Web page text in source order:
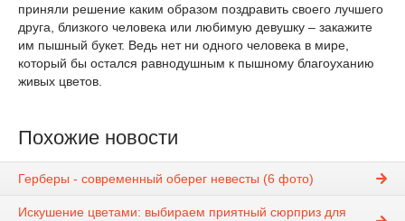
приняли решение каким образом поздравить своего лучшего
друга, близкого человека или любимую девушку – закажите
им пышный букет. Ведь нет ни одного человека в мире,
который бы остался равнодушным к пышному благоуханию
живых цветов.
Похожие новости
Герберы - современный оберег невесты (6 фото)
Искушение цветами: выбираем приятный сюрприз для